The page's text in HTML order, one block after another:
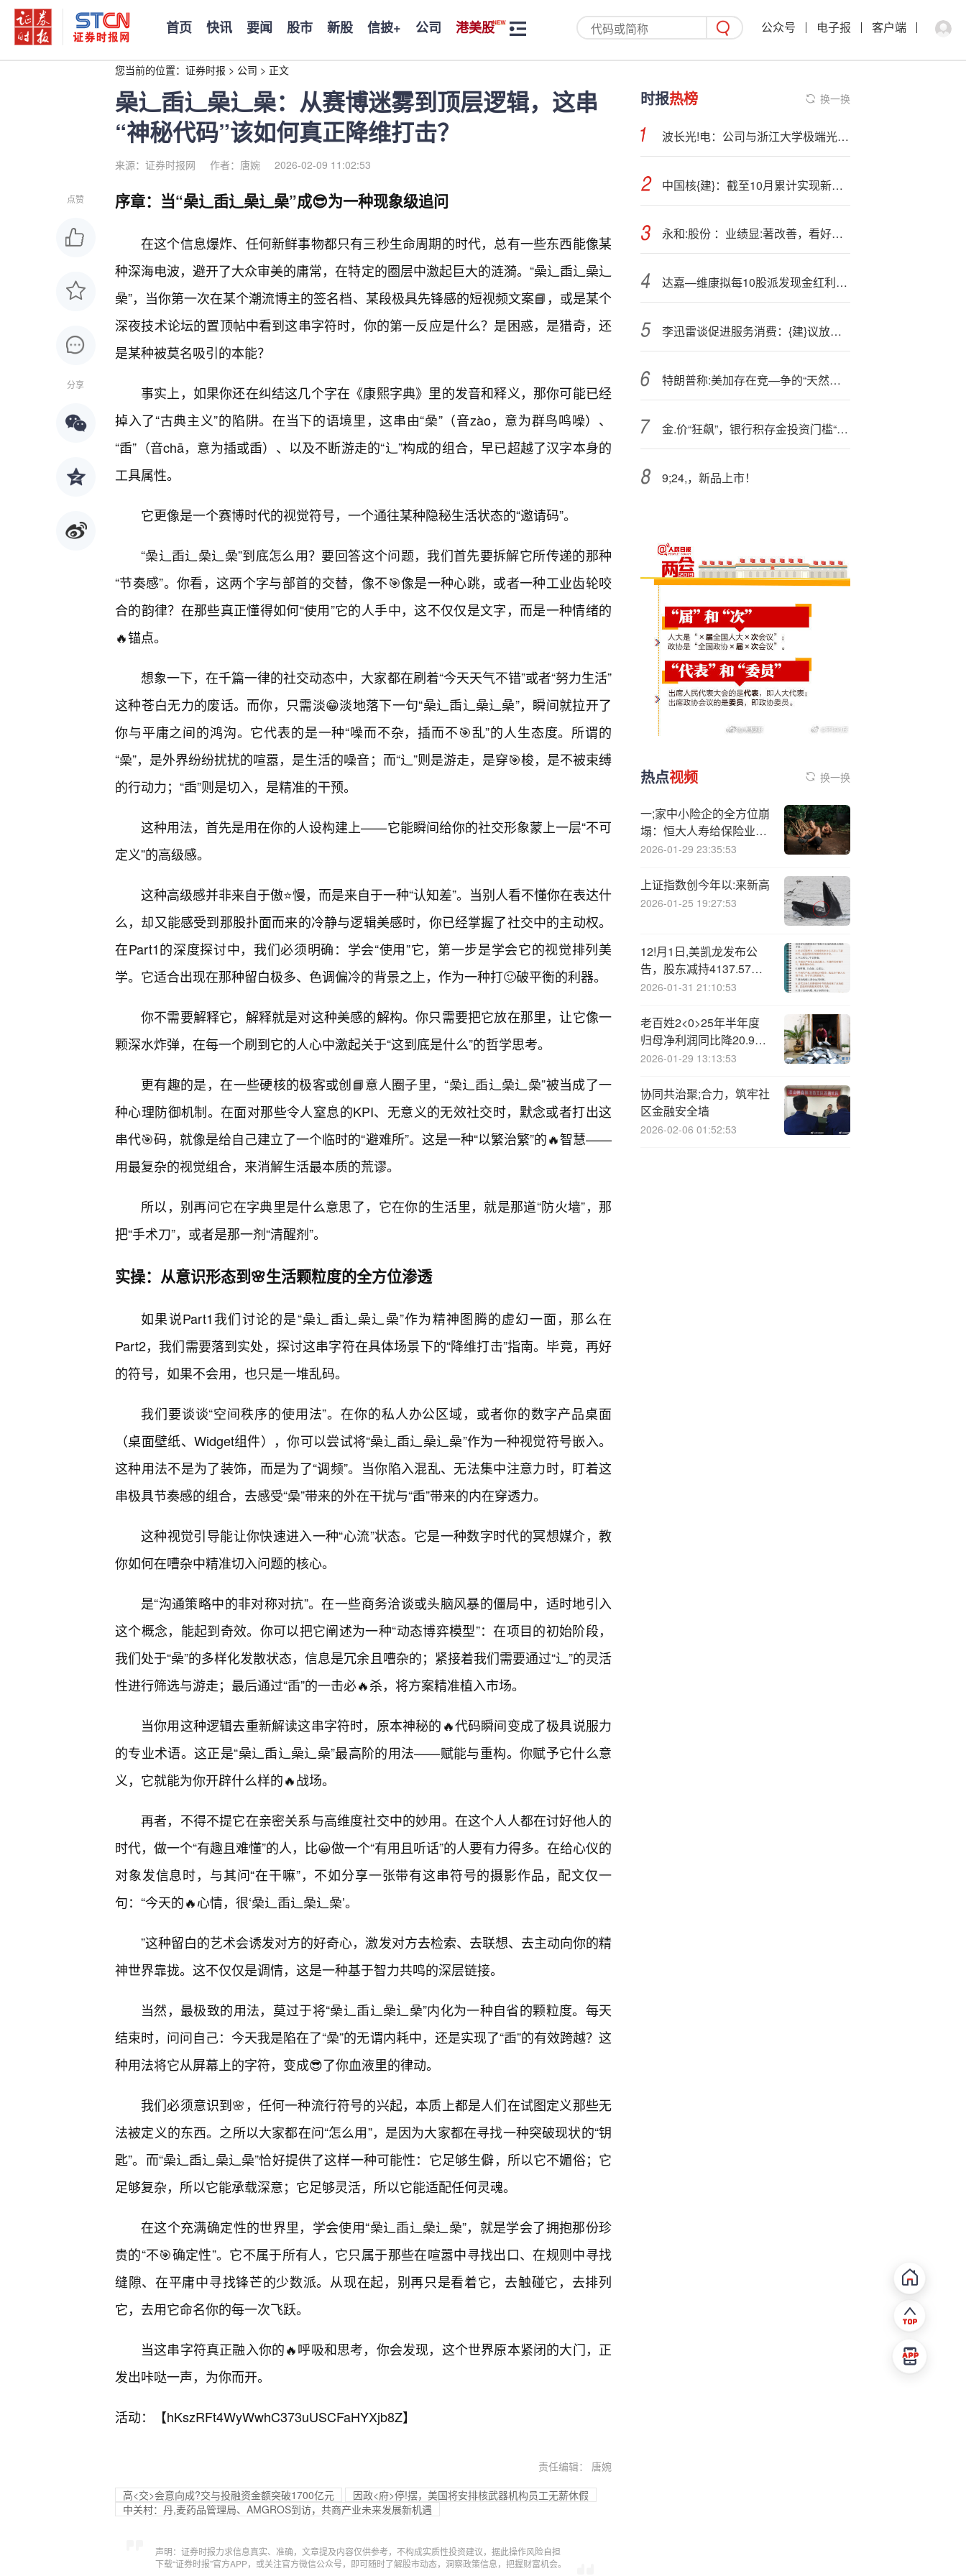
首页 快讯 要闻 股市 新股 信披+ 公司 港美股 公众号 电子报 客户端
您当前的位置： 证券时报 > 公司 > 正文
喿辶臿辶喿辶喿：从赛博迷雾到顶层逻辑，这串
“神秘代码”该如何真正降维打击？
来源：证券时报网 作者：唐婉 2026-02-09 11:02:53
点赞
分享
序章：当“喿辶臿辶喿辶喿”成😎为一种现象级追问
在这个信息爆炸、任何新鲜事物都只有三秒生命周期的时代，总有一些东西能像某
种深海电波，避开了大众审美的庸常，在特定的圈层中激起巨大的涟漪。“喿辶臿辶喿辶
喿”，当你第一次在某个潮流博主的签名档、某段极具先锋感的短视频文案📘，或是某个
深夜技术论坛的置顶帖中看到这串字符时，你的第一反应是什么？是困惑，是猎奇，还
是某种被莫名吸引的本能？
事实上，如果你还在纠结这几个字在《康熙字典》里的发音和释义，那你可能已经
掉入了“古典主义”的陷阱。在当下的语境里，这串由“喿”（音zào，意为群鸟鸣噪）、
“臿”（音chā，意为插或臿）、以及不断游走的“辶”构成的组合，早已超越了汉字本身的
工具属性。
它更像是一个赛博时代的视觉符号，一个通往某种隐秘生活状态的“邀请码”。
“喿辶臿辶喿辶喿”到底怎么用？要回答这个问题，我们首先要拆解它所传递的那种
“节奏感”。你看，这两个字与部首的交替，像不🎯像是一种心跳，或者一种工业齿轮咬
合的韵律？在那些真正懂得如何“使用”它的人手中，这不仅仅是文字，而是一种情绪的
🔥锚点。
想象一下，在千篇一律的社交动态中，大家都在刷着“今天天气不错”或者“努力生活”
这种苍白无力的废话。而你，只需淡😁淡地落下一句“喿辶臿辶喿辶喿”，瞬间就拉开了
你与平庸之间的鸿沟。它代表的是一种“噪而不杂，插而不🎯乱”的人生态度。所谓的
“喿”，是外界纷纷扰扰的喧嚣，是生活的噪音；而“辶”则是游走，是穿🎯梭，是不被束缚
的行动力；“臿”则是切入，是精准的干预。
这种用法，首先是用在你的人设构建上——它能瞬间给你的社交形象蒙上一层“不可
定义”的高级感。
这种高级感并非来自于傲⭐慢，而是来自于一种“认知差”。当别人看不懂你在表达什
么，却又能感受到那股扑面而来的冷静与逻辑美感时，你已经掌握了社交中的主动权。
在Part1的深度探讨中，我们必须明确：学会“使用”它，第一步是学会它的视觉排列美
学。它适合出现在那种留白极多、色调偏冷的背景之上，作为一种打🙂破平衡的利器。
你不需要解释它，解释就是对这种美感的解构。你只需要把它放在那里，让它像一
颗深水炸弹，在每一个刷到它的人心中激起关于“这到底是什么”的哲学思考。
更有趣的是，在一些硬核的极客或创📘意人圈子里，“喿辶臿辶喿辶喿”被当成了一
种心理防御机制。在面对那些令人窒息的KPI、无意义的无效社交时，默念或者打出这
串代🎯码，就像是给自己建立了一个临时的“避难所”。这是一种“以繁治繁”的🔥智慧——
用最复杂的视觉组合，来消解生活最本质的荒谬。
所以，别再问它在字典里是什么意思了，它在你的生活里，就是那道“防火墙”，那
把“手术刀”，或者是那一剂“清醒剂”。
实操：从意识形态到🌸生活颗粒度的全方位渗透
如果说Part1我们讨论的是“喿辶臿辶喿辶喿”作为精神图腾的虚幻一面，那么在
Part2，我们需要落到实处，探讨这串字符在具体场景下的“降维打击”指南。毕竟，再好
的符号，如果不会用，也只是一堆乱码。
我们要谈谈“空间秩序的使用法”。在你的私人办公区域，或者你的数字产品桌面
（桌面壁纸、Widget组件），你可以尝试将“喿辶臿辶喿辶喿”作为一种视觉符号嵌入。
这种用法不是为了装饰，而是为了“调频”。当你陷入混乱、无法集中注意力时，盯着这
串极具节奏感的组合，去感受“喿”带来的外在干扰与“臿”带来的内在穿透力。
这种视觉引导能让你快速进入一种“心流”状态。它是一种数字时代的冥想媒介，教
你如何在嘈杂中精准切入问题的核心。
是“沟通策略中的非对称对抗”。在一些商务洽谈或头脑风暴的僵局中，适时地引入
这个概念，能起到奇效。你可以把它阐述为一种“动态博弈模型”：在项目的初始阶段，
我们处于“喿”的多样化发散状态，信息是冗余且嘈杂的；紧接着我们需要通过“辶”的灵活
性进行筛选与游走；最后通过“臿”的一击必🔥杀，将方案精准植入市场。
当你用这种逻辑去重新解读这串字符时，原本神秘的🔥代码瞬间变成了极具说服力
的专业术语。这正是“喿辶臿辶喿辶喿”最高阶的用法——赋能与重构。你赋予它什么意
义，它就能为你开辟什么样的🔥战场。
再者，不得不提它在亲密关系与高维度社交中的妙用。在这个人人都在讨好他人的
时代，做一个“有趣且难懂”的人，比😀做一个“有用且听话”的人要有力得多。在给心仪的
对象发信息时，与其问“在干嘛”，不如分享一张带有这串符号的摄影作品，配文仅一
句：“今天的🔥心情，很‘喿辶臿辶喿辶喿’。
”这种留白的艺术会诱发对方的好奇心，激发对方去检索、去联想、去主动向你的精
神世界靠拢。这不仅仅是调情，这是一种基于智力共鸣的深层链接。
当然，最极致的用法，莫过于将“喿辶臿辶喿辶喿”内化为一种自省的颗粒度。每天
结束时，问问自己：今天我是陷在了“喿”的无谓内耗中，还是实现了“臿”的有效跨越？这
种用法将它从屏幕上的字符，变成😎了你血液里的律动。
我们必须意识到🌸，任何一种流行符号的兴起，本质上都是人们在试图定义那些无
法被定义的东西。之所以大家都在问“怎么用”，是因为大家都在寻找一种突破现状的“钥
匙”。而“喿辶臿辶喿辶喿”恰好提供了这样一种可能性：它足够生僻，所以它不媚俗；它
足够复杂，所以它能承载深意；它足够灵活，所以它能适配任何灵魂。
在这个充满确定性的世界里，学会使用“喿辶臿辶喿辶喿”，就是学会了拥抱那份珍
贵的“不🎯确定性”。它不属于所有人，它只属于那些在喧嚣中寻找出口、在规则中寻找
缝隙、在平庸中寻找锋芒的少数派。从现在起，别再只是看着它，去触碰它，去排列
它，去用它命名你的每一次飞跃。
当这串字符真正融入你的🔥呼吸和思考，你会发现，这个世界原本紧闭的大门，正
发出咔哒一声，为你而开。
活动：【hKszRFt4WyWwhC373uUSCFaHYXjb8Z】
责任编辑： 唐婉
高<交>会意向成?交与投融资金额突破1700亿元
因政<府>停!摆，美国将安排核武器机构员工无薪休假
中关村：丹,麦药品管理局、AMGROS到访，共商产业未来发展新机遇
声明：证券时报力求信息真实、准确，文章提及内容仅供参考，不构成实质性投资建议，据此操作风险自担
下载“证券时报”官方APP，或关注官方微信公众号，即可随时了解股市动态，洞察政策信息，把握财富机会。
时报热榜 换一换
波长光!电：公司与浙江大学极端光学技术与仪器全国重点实验室共建“联合实验室”
中国核{建}：截至10月累计实现新签合同1238.4亿元
永和:股份 ：业绩显:著改善，看好制冷剂高景气延续
达嘉—维康拟每10股派发现金红利0.22元
李迅雷谈促进服务消费：{建}议放松喝酒范围限制，提振酒业发展
特朗普称:美加存在竞—争的“天然冲突” 但预计能在关税上找到解决方案
金.价“狂飙”，银行积存金投资门槛“一年四涨”
9;24,，新品上市！
热点视频 换一换
一;家中小险企的全方位崩
塌：恒大人寿给保险业的
四点启示
2026-01-29 23:35:53
上证指数创今年以:来新高
2026-01-25 19:27:53
12!月1日,美凯龙发布公
告，股东减持4137.57万
股
2026-01-31 21:10:53
老百姓2<0>25年半年度
归母净利润同比降20.9%
至3.98亿元
2026-01-29 13:13:53
协同共治聚;合力，筑牢社
区金融安全墙
2026-02-06 01:52:53